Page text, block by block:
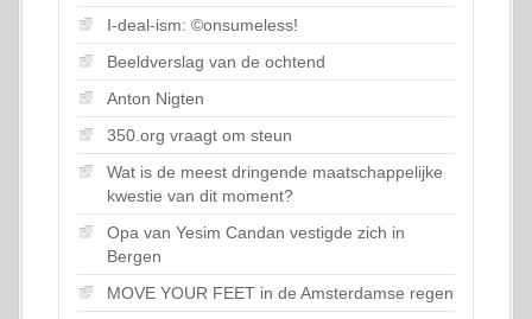
I-deal-ism: ©onsumeless!
Beeldverslag van de ochtend
Anton Nigten
350.org vraagt om steun
Wat is de meest dringende maatschappelijke
kwestie van dit moment?
Opa van Yesim Candan vestigde zich in
Bergen
MOVE YOUR FEET in de Amsterdamse regen